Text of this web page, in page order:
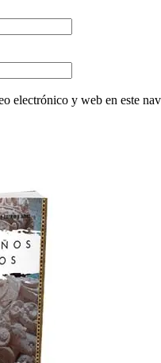
electrónico y web en este